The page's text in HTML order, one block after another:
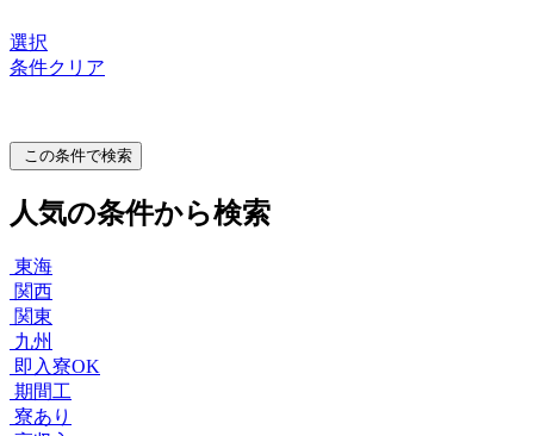
選択
条件クリア
この条件で検索
人気の条件から検索
東海
関西
関東
九州
即入寮OK
期間工
寮あり